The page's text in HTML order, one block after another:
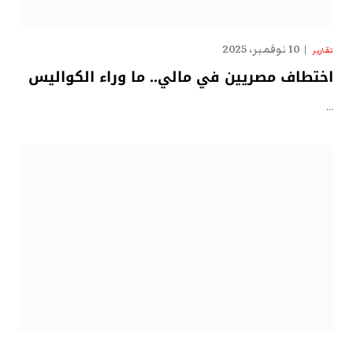
تقارير 10 نوفمبر، 2025
اختطاف مصريين في مالي.. ما وراء الكواليس
…